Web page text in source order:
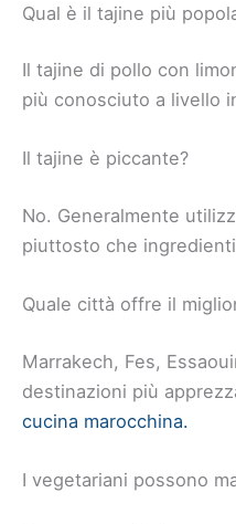
Qual è il tajine più
Il tajine di pollo con
più conosciuto a livello
Il tajine è piccante?
No. Generalmente
piuttosto che
Quale città offre il
Marrakech, Fes,
destinazioni più
cucina marocchina.
I vegetariani possono